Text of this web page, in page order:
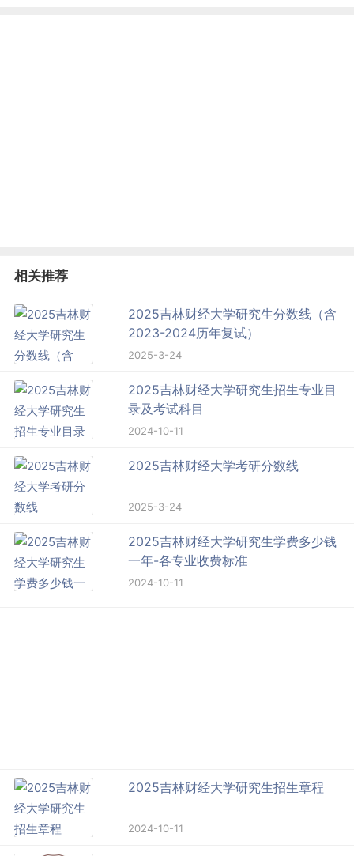
相关推荐
2025吉林财经大学研究生分数线（含
2023-2024历年复试）
2025-3-24
2025吉林财经大学研究生招生专业目
录及考试科目
2024-10-11
2025吉林财经大学考研分数线
2025-3-24
2025吉林财经大学研究生学费多少钱
一年-各专业收费标准
2024-10-11
2025吉林财经大学研究生招生章程
2024-10-11